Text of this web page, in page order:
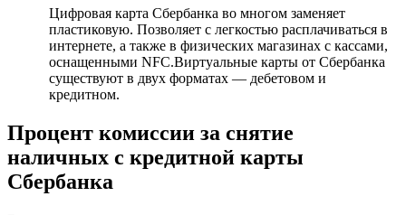
Цифровая карта Сбербанка во многом заменяет
пластиковую. Позволяет с легкостью расплачиваться в
интернете, а также в физических магазинах с кассами,
оснащенными NFC.Виртуальные карты от Сбербанка
существуют в двух форматах — дебетовом и
кредитном.
Процент комиссии за снятие
наличных с кредитной карты
Сбербанка